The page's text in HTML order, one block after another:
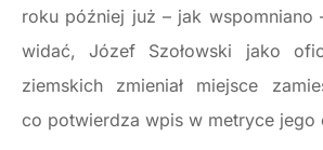
roku później już – jak wspomniano
widać, Józef Szołowski jako
ziemskich zmieniał miejsce
co potwierdza wpis w metryce jego